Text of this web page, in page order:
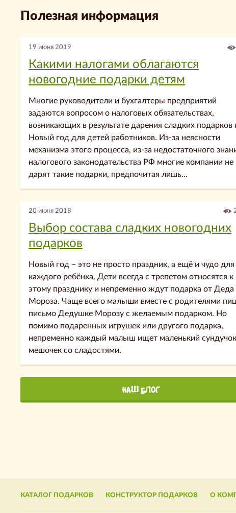
Полезная информация
19 июня 2019
Какими налогами облагаются
новогодние подарки детям
Многие руководители и бухгалтеры предприятий
задаются вопросом о налоговых обязательствах,
возникающих в результате дарения сладких подарков
Новый год для детей работников. Из-за неясности
механизма этого процесса, из-за недостаточного
налогового законодательства РФ многие компании не
дарят такие подарки, предпочитая лишь...
20 июня 2018
Выбор состава сладких новогодних
подарков
Новый год – это не просто праздник, а ещё и чудо для
каждого ребёнка. Дети всегда с трепетом относятся к
этому празднику и непременно ждут подарка от Деда
Мороза. Чаще всего малыши вместе с родителями
письмо Дедушке Морозу с желаемым подарком. Но
помимо подаренных игрушек или другого подарка,
непременно каждый малыш ищет маленький
мешочек со сладостями.
НАШ БЛОГ
КАТАЛОГ ПОДАРКОВ КОНСТРУКТОР ПОДАРКОВ О